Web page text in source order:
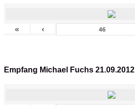
« ‹
Empfang Michael Fuchs 21.09.2012